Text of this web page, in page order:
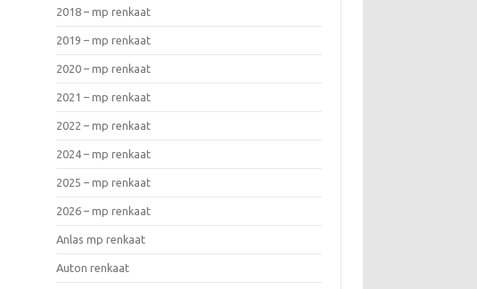
2018 – mp renkaat
2019 – mp renkaat
2020 – mp renkaat
2021 – mp renkaat
2022 – mp renkaat
2024 – mp renkaat
2025 – mp renkaat
2026 – mp renkaat
Anlas mp renkaat
Auton renkaat